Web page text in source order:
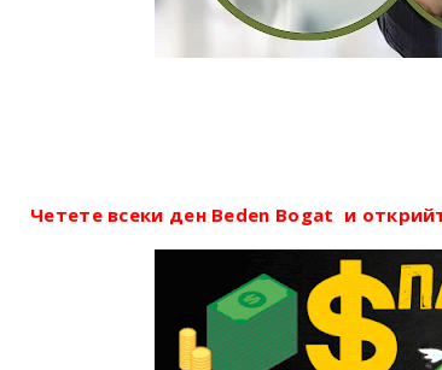
Четете всеки ден Beden Bogat и